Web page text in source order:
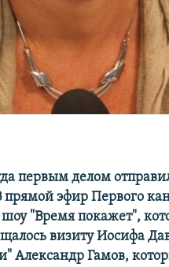
первым делом
прямой эфир Первого
"Время покажет",
визиту Иосифа
Александр Гамов,